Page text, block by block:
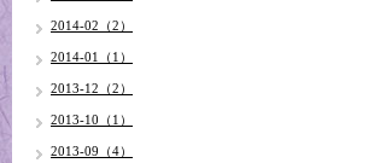
2014-02（2）
2014-01（1）
2013-12（2）
2013-10（1）
2013-09（4）